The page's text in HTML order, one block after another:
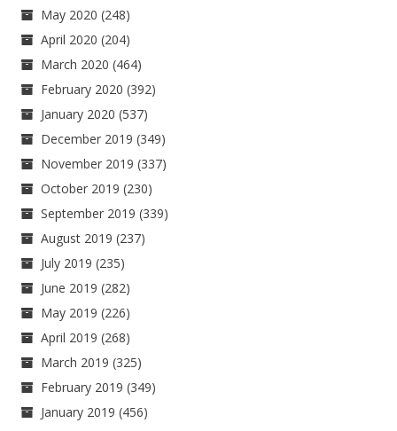
May 2020 (248)
April 2020 (204)
March 2020 (464)
February 2020 (392)
January 2020 (537)
December 2019 (349)
November 2019 (337)
October 2019 (230)
September 2019 (339)
August 2019 (237)
July 2019 (235)
June 2019 (282)
May 2019 (226)
April 2019 (268)
March 2019 (325)
February 2019 (349)
January 2019 (456)